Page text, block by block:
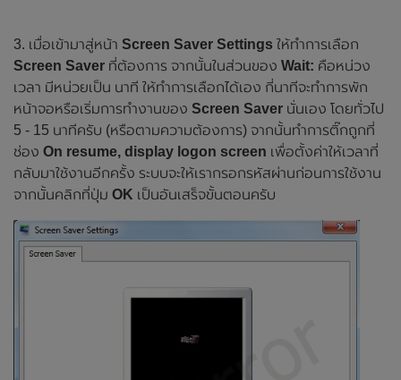
3. เมื่อเข้ามาสู่หน้า Screen Saver Settings ให้ทำการเลือก
Screen Saver ที่ต้องการ จากนั้นในส่วนของ Wait: คือหน่วง
เวลา มีหน่วยเป็น นาที ให้ทำการเลือกได้เอง กี่นาทีจะทำการพัก
หน้าจอหรือเริ่มการทำงานของ Screen Saver นั่นเอง โดยทั่วไป
5 - 15 นาทีครับ (หรือตามความต้องการ) จากนั้นทำการติ๊กถูกที่
ช่อง On resume, display logon screen เพื่อตั้งค่าให้เวลาที่
กลับมาใช้งานอีกครั้ง ระบบจะให้เรากรอกรหัสผ่านก่อนการใช้งาน
จากนั้นคลิกที่ปุ่ม OK เป็นอันเสร็จขั้นตอนครับ